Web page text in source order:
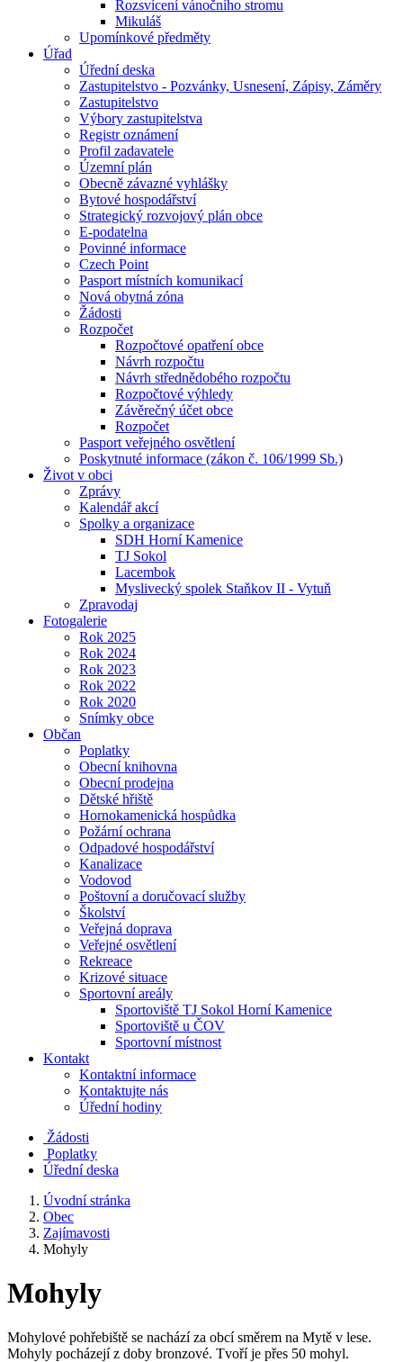
Rozsvícení vánočního stromu
Mikuláš
Upomínkové předměty
Úřad
Úřední deska
Zastupitelstvo - Pozvánky, Usnesení, Zápisy, Záměry
Zastupitelstvo
Výbory zastupitelstva
Registr oznámení
Profil zadavatele
Územní plán
Obecně závazné vyhlášky
Bytové hospodářství
Strategický rozvojový plán obce
E-podatelna
Povinné informace
Czech Point
Pasport místních komunikací
Nová obytná zóna
Žádosti
Rozpočet
Rozpočtové opatření obce
Návrh rozpočtu
Návrh střednědobého rozpočtu
Rozpočtové výhledy
Závěrečný účet obce
Rozpočet
Pasport veřejného osvětlení
Poskytnuté informace (zákon č. 106/1999 Sb.)
Život v obci
Zprávy
Kalendář akcí
Spolky a organizace
SDH Horní Kamenice
TJ Sokol
Lacembok
Myslivecký spolek Staňkov II - Vytuň
Zpravodaj
Fotogalerie
Rok 2025
Rok 2024
Rok 2023
Rok 2022
Rok 2020
Snímky obce
Občan
Poplatky
Obecní knihovna
Obecní prodejna
Dětské hřiště
Hornokamenická hospůdka
Požární ochrana
Odpadové hospodářství
Kanalizace
Vodovod
Poštovní a doručovací služby
Školství
Veřejná doprava
Veřejné osvětlení
Rekreace
Krizové situace
Sportovní areály
Sportoviště TJ Sokol Horní Kamenice
Sportoviště u ČOV
Sportovní místnost
Kontakt
Kontaktní informace
Kontaktujte nás
Úřední hodiny
Žádosti
Poplatky
Úřední deska
Úvodní stránka
Obec
Zajímavosti
Mohyly
Mohyly
Mohylové pohřebiště se nachází za obcí směrem na Mytě v lese.
Mohyly pocházejí z doby bronzové. Tvoří je přes 50 mohyl.